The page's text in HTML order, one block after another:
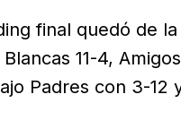
final quedó de
11-4,
Padres con 3-12